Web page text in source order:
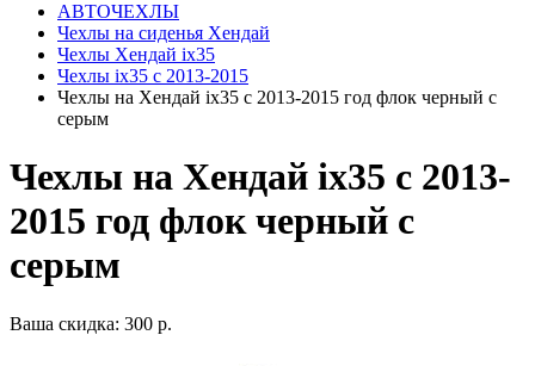
АВТОЧЕХЛЫ
Чехлы на сиденья Хендай
Чехлы Хендай ix35
Чехлы ix35 c 2013-2015
Чехлы на Хендай ix35 с 2013-2015 год флок черный с
серым
Чехлы на Хендай ix35 с 2013-
2015 год флок черный с
серым
Ваша скидка: 300 р.